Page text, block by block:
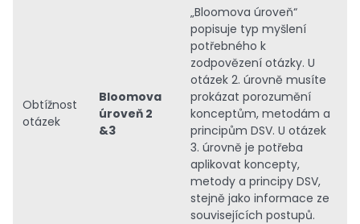
Obtížnost
otázek
Bloomova
úroveň 2
&3
„Bloomova úroveň“
popisuje typ myšlení
potřebného k
zodpovězení otázky. U
otázek 2. úrovně musíte
prokázat porozumění
konceptům, metodám a
principům DSV. U otázek
3. úrovně je potřeba
aplikovat koncepty,
metody a principy DSV,
stejně jako informace ze
souvisejících postupů.